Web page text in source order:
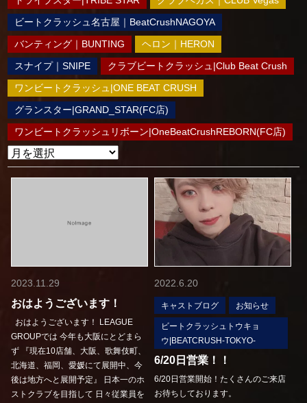
ビートクラッシュ名古屋｜BeatCrushNAGOYA
バンティング｜BUNTING
ヘロン｜HERON
スナイプ｜SNIPE
クラブビートクラッシュ|Club Beat Crush
ワンビートクラッシュ|ONE BEAT CRUSH
グランスター|GRAND_STAR(FC店)
ワンビートクラッシュリボーン|OneBeatCrushREBORN(FC店)
2023.11.29
おはようございます！
おはようございます！ LEAGUE
GROUPでは 今年も大阪にとどまら
ず 『現在10店舗、大阪、歌舞伎町、
北海道、福岡、愛媛にて展開中、今
後は地方へと展開予定』 日本一のホ
ストクラブを目指して 日々従業員を
2022.6.20
キャストブログ お知らせ
ビートクラッシュトウキョ
ウ|BEATCRUSH-TOKYO-
6/20日営業！！
6/20日営業開始！たくさんのご来店
お待ちしております。